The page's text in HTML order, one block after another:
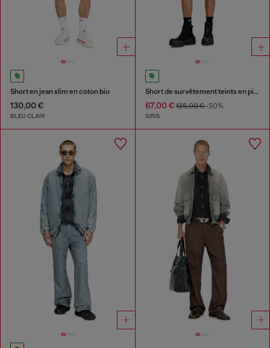
Short en jean slim en coton bio
130,00 €
BLEU CLAIR
Short de survêtement teints en pigments
67,00 €135,00 €-50%
GRIS